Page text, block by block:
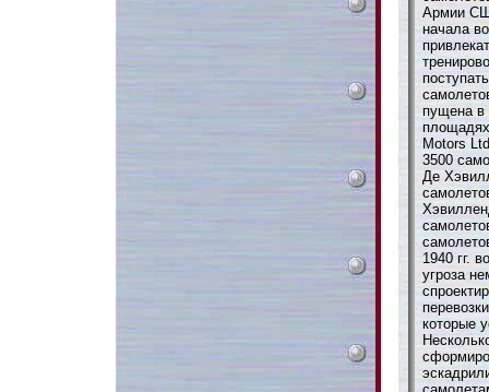
Армии
начала
пущена в
Motors
3500
Де
1940 гг.
угроза
которые